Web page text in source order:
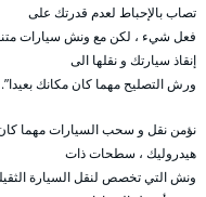
تصاب بالإحباط لعدم قدرتك على
فعل شيء ، لكن مع ونش سيارات
إنقاذ سيارتك و نقلها الى
ورش التصليح مهما كان مكانك بعيدا”.
نؤمن نقل و سحب السيارات مهما
هيدروليك ، سطحات ذات
ونش التي تخصص لنقل السيارة